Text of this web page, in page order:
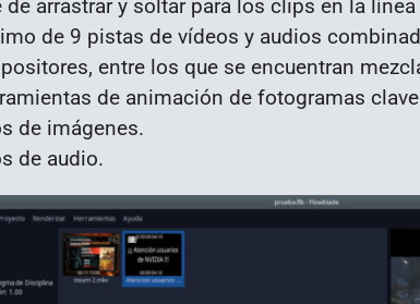
de arrastrar y soltar para los clips en la
de 9 pistas de vídeos y audios
entre los que se encuentran
de animación de fotogramas
de imágenes.
de audio.